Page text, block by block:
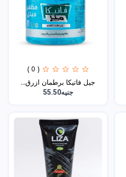
( 0 )
جيل فاتيكا برطمان ازرق...
جنيه55.50